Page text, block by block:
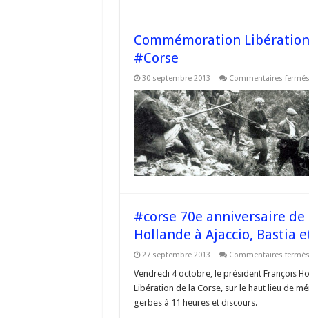
Commémoration
#Corse
30 septembre 2013 Commentaires fermés
#corse 70e anniversaire
Hollande à Ajaccio, Bastia
27 septembre 2013 Commentaires fermés
Vendredi 4 octobre, le président François
Libération de la Corse, sur le haut lieu de
gerbes à 11 heures et discours.